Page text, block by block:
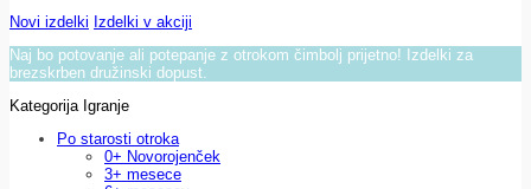
Novi izdelki Izdelki v akciji
Naj bo potovanje ali potepanje z otrokom čimbolj prijetno! Izdelki za
brezskrben družinski dopust.
Kategorija Igranje
Po starosti otroka
0+ Novorojenček
3+ mesece